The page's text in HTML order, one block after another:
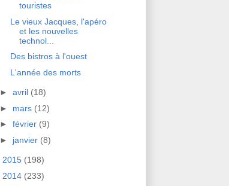
touristes
Le vieux Jacques, l'apéro
et les nouvelles
technol...
Des bistros à l'ouest
L'année des morts
► avril (18)
► mars (12)
► février (9)
► janvier (8)
2015 (198)
2014 (233)